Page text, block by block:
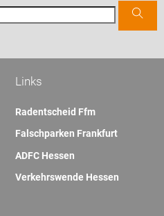
Links
Radentscheid Ffm
Falschparken Frankfurt
ADFC Hessen
Verkehrswende Hessen